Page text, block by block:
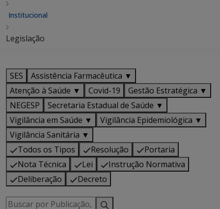
Institucional
Legislação
SES
Assistência Farmacêutica ▼
Atenção à Saúde ▼
Covid-19
Gestão Estratégica ▼
NEGESP
Secretaria Estadual de Saúde ▼
Vigilância em Saúde ▼
Vigilância Epidemiológica ▼
Vigilância Sanitária ▼
Todos os Tipos
Resolução
Portaria
Nota Técnica
Lei
Instrução Normativa
Deliberação
Decreto